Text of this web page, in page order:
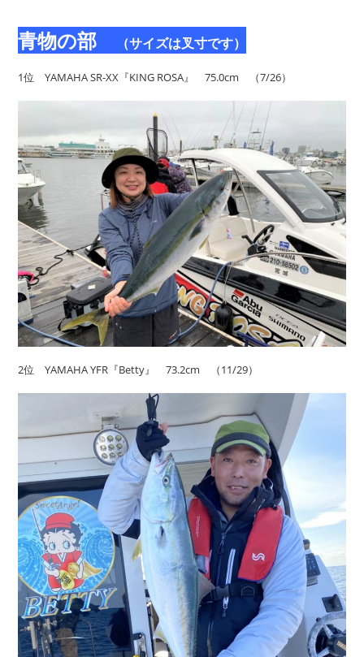
青物の部 （サイズは叉寸です）
1位 YAMAHA SR-XX『KING ROSA』 75.0cm （7/26）
2位 YAMAHA YFR『Betty』 73.2cm （11/29）